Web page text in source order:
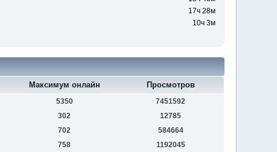
17ч 28м
10ч 3м
Максимум онлайн Просмотров
5350
7451592
302
12785
702
584664
758
1192045